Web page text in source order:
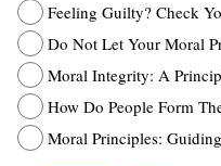
Feeling Guilty? Check
Do Not Let Your Moral
Moral Integrity: A
How Do People Form
Moral Principles: